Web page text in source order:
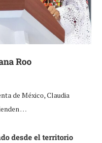
Roo
de México, Claudia
…
desde el territorio